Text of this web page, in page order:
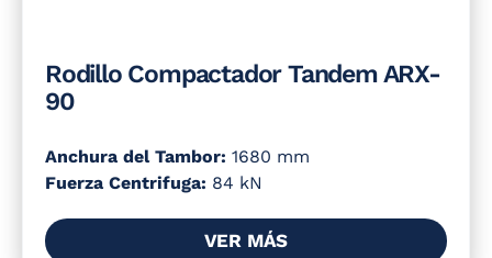
Rodillo Compactador Tandem ARX-
90
Anchura del Tambor: 1680 mm
Fuerza Centrifuga: 84 kN
VER MÁS